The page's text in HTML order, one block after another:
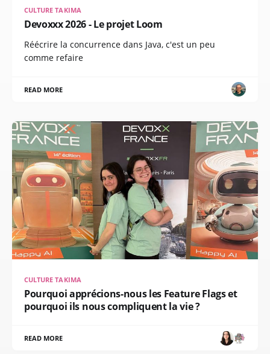
CULTURE TAKIMA
Devoxxx 2026 - Le projet Loom
Réécrire la concurrence dans Java, c'est un peu
comme refaire
READ MORE
CULTURE TAKIMA
Pourquoi apprécions-nous les Feature Flags et
pourquoi ils nous compliquent la vie ?
READ MORE